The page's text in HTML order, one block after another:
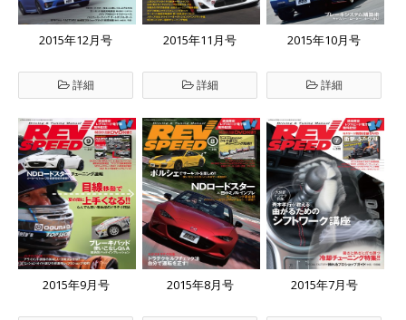
2015年12月号
詳細
2015年11月号
詳細
2015年10月号
詳細
2015年9月号 2015年8月号 2015年7月号